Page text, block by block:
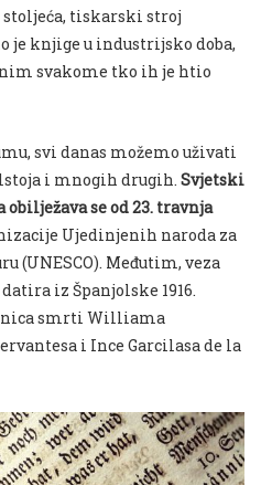
stoljeća, tiskarski stroj
je knjige u industrijsko doba,
svakome tko ih je htio
svi danas možemo uživati
i mnogih drugih. Svjetski
se od 23. travnja
Ujedinjenih naroda za
(UNESCO). Međutim, veza
iz Španjolske 1916.
smrti Williama
i Ince Garcilasa de la